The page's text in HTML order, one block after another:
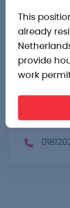
This
already
provide
work
Zuid-
3201